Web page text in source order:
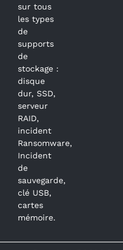
sur tous
les types
de
supports
de
stockage :
disque
dur, SSD,
serveur
RAID,
incident
Ransomware,
Incident
de
sauvegarde,
clé USB,
cartes
mémoire.